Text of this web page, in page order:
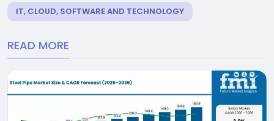
IT, CLOUD, SOFTWARE AND TECHNOLOGY
READ MORE